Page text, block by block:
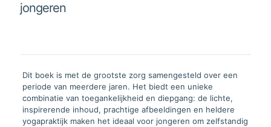
jongeren
Dit boek is met de grootste zorg samengesteld over een
periode van meerdere jaren. Het biedt een unieke
combinatie van toegankelijkheid en diepgang: de lichte,
inspirerende inhoud, prachtige afbeeldingen en heldere
yogapraktijk maken het ideaal voor jongeren om zelfstandig